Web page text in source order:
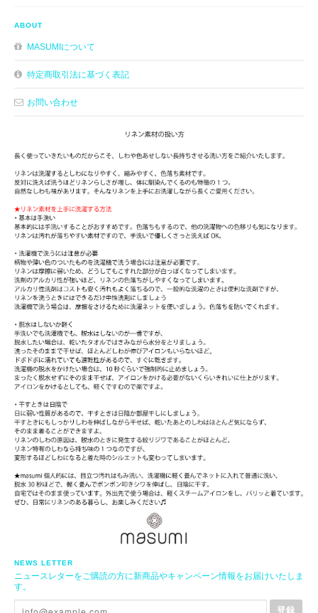
ABOUT
MASUMIについて
特定商取引法に基づく表記
お問い合わせ
NEWS LETTER
ニュースレターをご購読の方に新商品やキャンペーン情報をお届けいたしま
す。
登録